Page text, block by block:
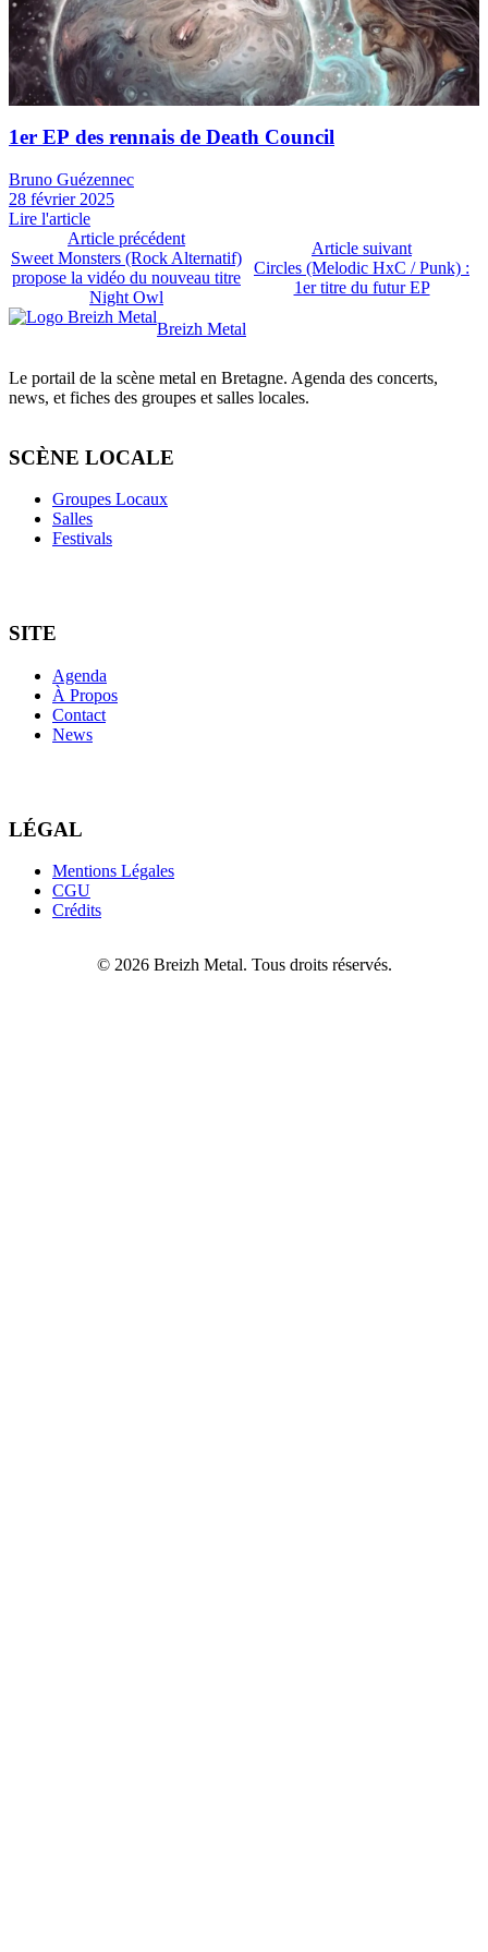
1er EP des rennais de Death Council
Bruno Guézennec
28 février 2025
Lire l'article
Article précédent
Sweet Monsters (Rock Alternatif)
propose la vidéo du nouveau titre
Night Owl
Article suivant
Circles (Melodic HxC / Punk) :
1er titre du futur EP
Breizh Metal
Le portail de la scène metal en Bretagne. Agenda des concerts,
news, et fiches des groupes et salles locales.
SCÈNE LOCALE
Groupes Locaux
Salles
Festivals
SITE
Agenda
À Propos
Contact
News
LÉGAL
Mentions Légales
CGU
Crédits
© 2026 Breizh Metal. Tous droits réservés.